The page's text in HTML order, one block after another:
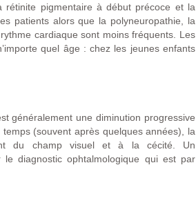
pigmentaire à début précoce et la
patients alors que la polyneuropathie, la
cardiaque sont moins fréquents. Les
quel âge : chez les jeunes enfants
généralement une diminution progressive
(souvent après quelques années), la
du champ visuel et à la cécité. Un
diagnostic ophtalmologique qui est par